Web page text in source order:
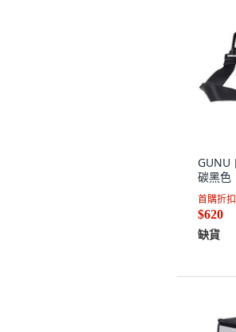
GUNU
碳黑色
首購折
$620
缺貨